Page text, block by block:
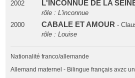
2002
L'INCONNUE DE LA
rôle : L'inconnue
2000
CABALE ET AMOUR -
rôle : Louise
Nationalité franco/allemande
Allemand maternel - Bilingue français avzc